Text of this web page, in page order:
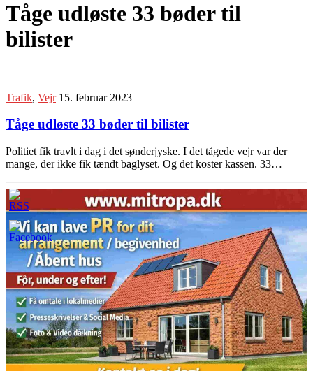
Tåge udløste 33 bøder til
bilister
Trafik, Vejr 15. februar 2023
Tåge udløste 33 bøder til bilister
Politiet fik travlt i dag i det sønderjyske. I det tågede vejr var der
mange, der ikke fik tændt baglyset. Og det koster kassen. 33…